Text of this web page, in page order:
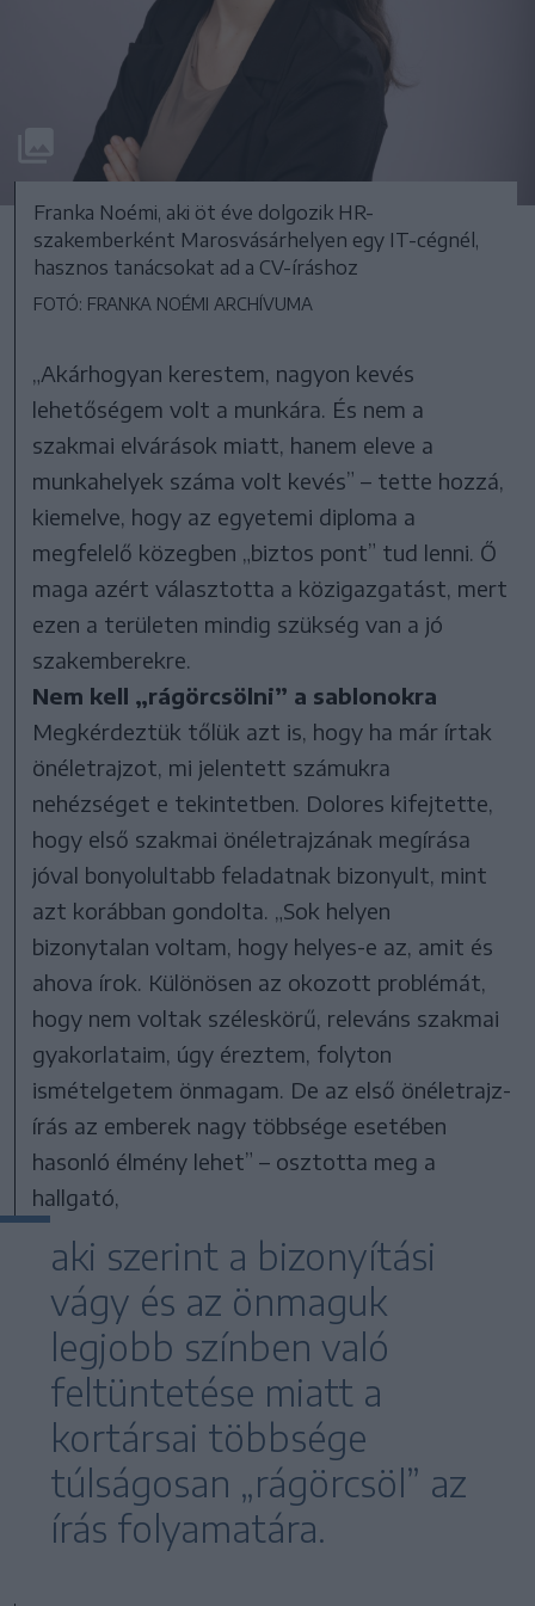
Franka Noémi, aki öt éve dolgozik HR-
szakemberként Marosvásárhelyen egy IT-cégnél,
hasznos tanácsokat ad a CV-íráshoz
FOTÓ: FRANKA NOÉMI ARCHÍVUMA
„Akárhogyan kerestem, nagyon kevés
lehetőségem volt a munkára. És nem a
szakmai elvárások miatt, hanem eleve a
munkahelyek száma volt kevés” – tette hozzá,
kiemelve, hogy az egyetemi diploma a
megfelelő közegben „biztos pont” tud lenni. Ő
maga azért választotta a közigazgatást, mert
ezen a területen mindig szükség van a jó
szakemberekre.
Nem kell „rágörcsölni” a sablonokra
Megkérdeztük tőlük azt is, hogy ha már írtak
önéletrajzot, mi jelentett számukra
nehézséget e tekintetben. Dolores kifejtette,
hogy első szakmai önéletrajzának megírása
jóval bonyolultabb feladatnak bizonyult, mint
azt korábban gondolta. „Sok helyen
bizonytalan voltam, hogy helyes-e az, amit és
ahova írok. Különösen az okozott problémát,
hogy nem voltak széleskörű, releváns szakmai
gyakorlataim, úgy éreztem, folyton
ismételgetem önmagam. De az első önéletrajz-
írás az emberek nagy többsége esetében
hasonló élmény lehet” – osztotta meg a
hallgató,
aki szerint a bizonyítási
vágy és az önmaguk
legjobb színben való
feltüntetése miatt a
kortársai többsége
túlságosan „rágörcsöl” az
írás folyamatára.